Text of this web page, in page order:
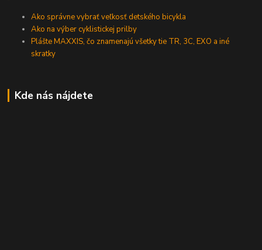
Ako správne vybrať veľkosť detského bicykla
Ako na výber cyklistickej prilby
Plášte MAXXIS, čo znamenajú všetky tie TR, 3C, EXO a iné
skratky
Kde nás nájdete